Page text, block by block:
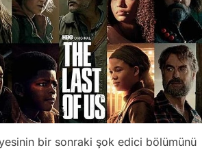
bir sonraki şok edici bölümünü